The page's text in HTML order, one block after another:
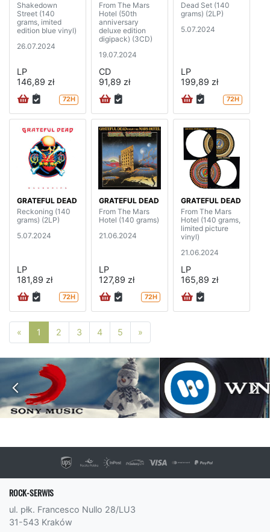
Shakedown
Street (140
grams, imited
edition blue vinyl)
26.07.2024
LP
146,89 zł
72H
From The Mars
Hotel (50th
anniversary
deluxe edition
digipack) (3CD)
19.07.2024
CD
91,89 zł
Dead Set (140
grams) (2LP)
5.07.2024
LP
199,89 zł
72H
GRATEFUL DEAD
Reckoning (140
grams) (2LP)
5.07.2024
LP
181,89 zł
72H
GRATEFUL DEAD
From The Mars
Hotel (140 grams)
21.06.2024
LP
127,89 zł
72H
GRATEFUL DEAD
From The Mars
Hotel (140 grams,
limited picture
vinyl)
21.06.2024
LP
165,89 zł
« Poprzednia strona
1 2 3 4 5 »
ROCK-SERWIS
ul. płk. Francesco Nullo 28/LU3
31-543 Kraków